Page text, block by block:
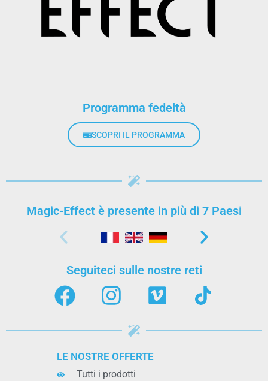
Programma fedeltà
SCOPRI IL PROGRAMMA
Magic-Effect è presente in più di 7 Paesi
Seguiteci sulle nostre reti
LE NOSTRE OFFERTE
Tutti i prodotti